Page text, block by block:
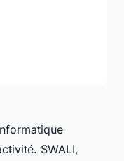
SWALI,